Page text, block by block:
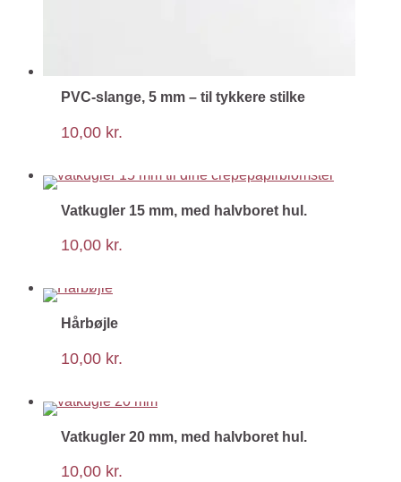
PVC-slange, 5 mm – til tykkere stilke
10,00 kr.
Vatkugler 15 mm, med halvboret hul.
10,00 kr.
Hårbøjle
10,00 kr.
Vatkugler 20 mm, med halvboret hul.
10,00 kr.